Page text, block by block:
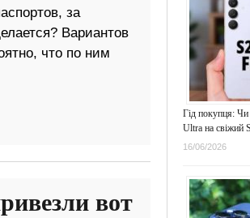
за
Вариантов
что по ним
вот
Гід покупця:
Ultra на свіжий
16/06/2026